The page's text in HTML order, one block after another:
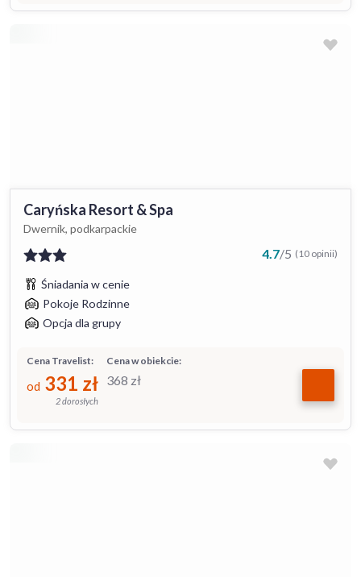
Caryńska Resort & Spa
Dwernik, podkarpackie
4.7/5 (10 opinii)
Śniadania w cenie
Pokoje Rodzinne
Opcja dla grupy
Cena w obiekcie:
368 zł
Cena Travelist:
od 331 zł
2 dorosłych